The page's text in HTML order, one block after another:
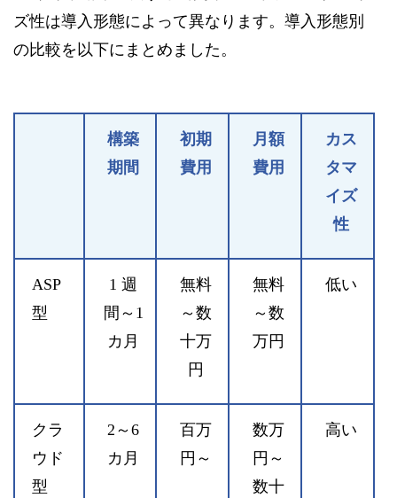
ズ性は導入形態によって異なります。導入形態別
の比較を以下にまとめました。
構築
期間
初期
費用
月額
費用
カス
タマ
イズ
性
ASP
型
1 週
間～1
カ月
無料
～数
十万
円
無料
～数
万円
低い
クラ
ウド
型
2～6
カ月
百万
円～
数万
円～
数十
高い